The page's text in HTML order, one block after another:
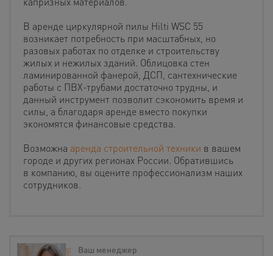
В аренде циркулярной пилы Hilti WSC 55
возникает потребность при масштабных, но
разовых работах по отделке и строительству
жилых и нежилых зданий. Облицовка стен
ламинированной фанерой, ДСП, сантехнические
работы с ПВХ-трубами достаточно трудны, и
данный инструмент позволит сэкономить время и
силы, а благодаря аренде вместо покупки
экономятся финансовые средства.
Возможна аренда строительной техники в вашем
городе и других регионах России. Обратившись
в компанию, вы оцените профессионализм наших
сотрудников.
Ваш менеджер